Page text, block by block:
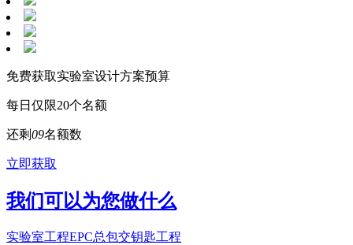
免费获取实验室设计方案预算
每日仅限20个名额
还剩09名额数
立即获取
我们可以为您做什么
实验室工程EPC总包交钥匙工程